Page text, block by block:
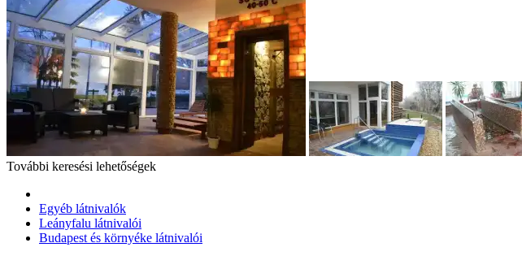
További keresési lehetőségek
Egyéb látnivalók
Leányfalu látnivalói
Budapest és környéke látnivalói